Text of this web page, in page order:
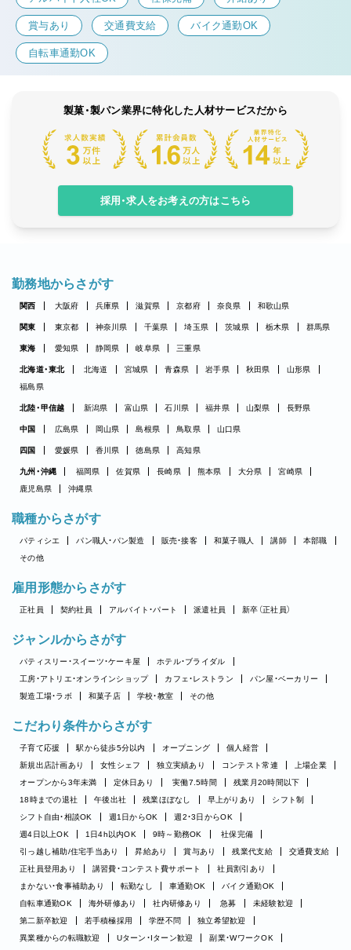
賞与あり 交通費支給 バイク通勤OK
自転車通勤OK
製菓・製パン業界に特化した人材サービスだから
採用・求人をお考えの方はこちら
勤務地からさがす
関西 大阪府 兵庫県 滋賀県 京都府 奈良県 和歌山県
関東 東京都 神奈川県 千葉県 埼玉県 茨城県 栃木県 群馬県
東海 愛知県 静岡県 岐阜県 三重県
北海道・東北 北海道 宮城県 青森県 岩手県 秋田県
山形県
福島県
北陸・甲信越 新潟県 富山県 石川県 福井県 山梨県 長野県
中国 広島県 岡山県 島根県 鳥取県 山口県
四国 愛媛県 香川県 徳島県 高知県
九州・沖縄 福岡県 佐賀県 長崎県 熊本県 大分県
宮崎県
鹿児島県
沖縄県
職種からさがす
パティシエ パン職人・パン製造 販売・接客 和菓子職人 講師
本部職
その他
雇用形態からさがす
正社員 契約社員 アルバイト・パート 派遣社員 新卒（正社員）
ジャンルからさがす
パティスリー・スイーツ・ケーキ屋
ホテル・ブライダル
工房・アトリエ・オンラインショップ
カフェ・レストラン
パン屋・ベーカリー
製造工場・ラボ
和菓子店 学校・教室 その他
こだわり条件からさがす
子育て応援 駅から徒歩5分以内 オープニング
個人経営
新規出店計画あり
女性シェフ 独立実績あり コンテスト常連
上場企業
オープンから3年未満
定休日あり 実働7.5時間
残業月20時間以下
18時までの退社
午後出社 残業ほぼなし 早上がりあり
シフト制
シフト自由・相談OK
週1日からOK
週2・3日からOK
週4日以上OK
1日4h以内OK 9時～勤務OK
社保完備
引っ越し補助/住宅手当あり
昇給あり 賞与あり 残業代支給
交通費支給
正社員登用あり
講習費・コンテスト費サポート
社員割引あり
まかない・食事補助あり
転勤なし 車通勤OK
バイク通勤OK
自転車通勤OK
海外研修あり 社内研修あり 急募
未経験歓迎
第二新卒歓迎
若手積極採用 学歴不問
独立希望歓迎
異業種からの転職歓迎
Uターン・Iターン歓迎
副業・WワークOK